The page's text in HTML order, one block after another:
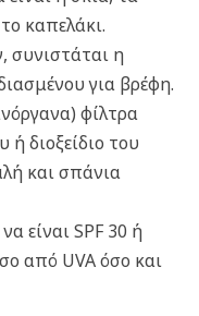
καπελάκι.
η
για βρέφη.
φίλτρα
διοξείδιο του
και σπάνια
είναι SPF 30 ή
από UVA όσο και